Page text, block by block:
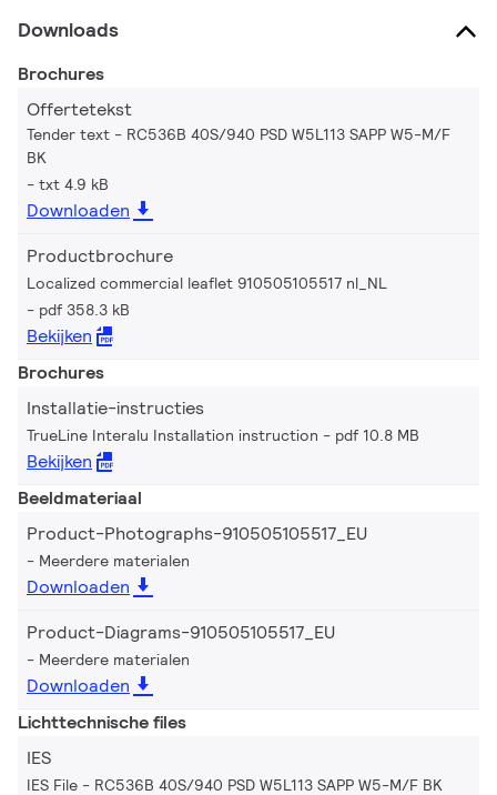
Downloads
Brochures
Offertetekst
Tender text - RC536B 40S/940 PSD W5L113 SAPP W5-M/F
BK
txt 4.9 kB
Downloaden
Productbrochure
Localized commercial leaflet 910505105517 nl_NL
pdf 358.3 kB
Bekijken
Brochures
Installatie-instructies
TrueLine Interalu Installation instruction pdf 10.8 MB
Bekijken
Beeldmateriaal
Product-Photographs-910505105517_EU
Meerdere materialen
Downloaden
Product-Diagrams-910505105517_EU
Meerdere materialen
Downloaden
Lichttechnische files
IES
IES File - RC536B 40S/940 PSD W5L113 SAPP W5-M/F BK